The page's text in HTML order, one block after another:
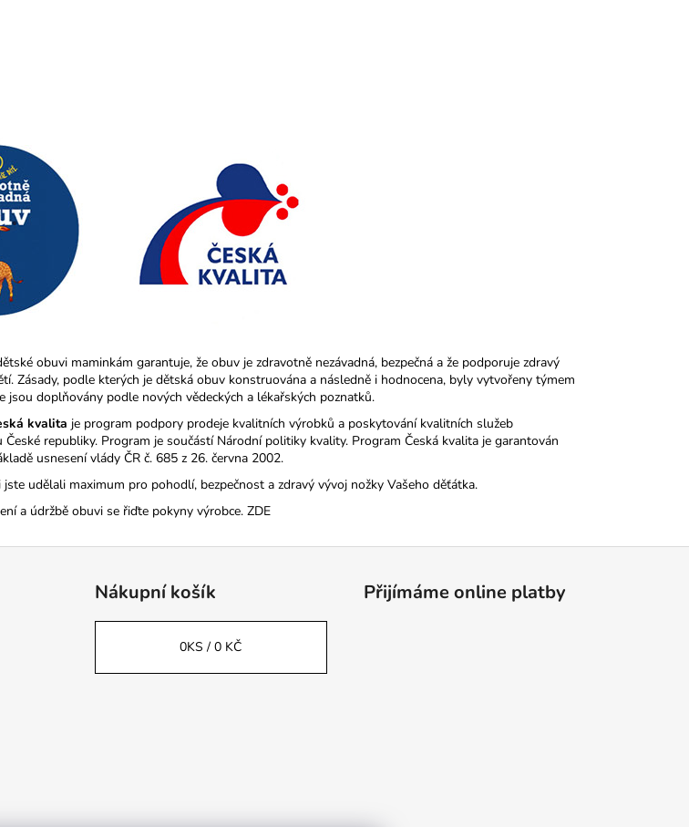
obuvi maminkám garantuje, že obuv je zdravotně nezávadná, bezpečná a že podporuje zdravý
Zásady, podle kterých je dětská obuv konstruována a následně i hodnocena, byly vytvořeny týmem
jsou doplňovány podle nových vědeckých a lékařských poznatků.
kvalita je program podpory prodeje kvalitních výrobků a poskytování kvalitních služeb
republiky. Program je součástí Národní politiky kvality. Program Česká kvalita je garantován
usnesení vlády ČR č. 685 z 26. června 2002.
udělali maximum pro pohodlí, bezpečnost a zdravý vývoj nožky Vašeho děťátka.
a údržbě obuvi se řiďte pokyny výrobce. ZDE
Nákupní košík
0KS /0 KČ
Přijímáme online platby